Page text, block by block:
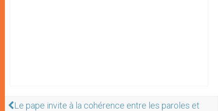
Le pape invite à la cohérence entre les paroles et